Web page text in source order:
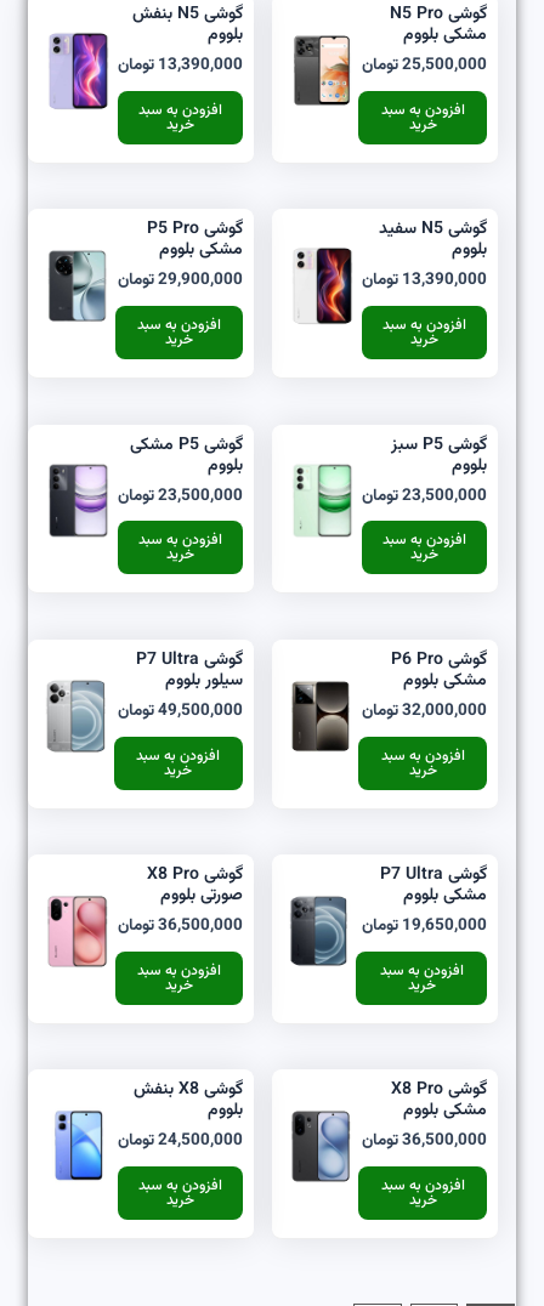
گوشی N5 Pro
مشکی بلووم
25,500,000تومان
افزودن به سبد
خرید
گوشی N5 بنفش
بلووم
13,390,000تومان
افزودن به سبد
خرید
گوشی N5 سفید
بلووم
13,390,000تومان
افزودن به سبد
خرید
گوشی P5 Pro
مشکی بلووم
29,900,000تومان
افزودن به سبد
خرید
گوشی P5 سبز
بلووم
23,500,000تومان
افزودن به سبد
خرید
گوشی P5 مشکی
بلووم
23,500,000تومان
افزودن به سبد
خرید
گوشی P6 Pro
مشکی بلووم
32,000,000تومان
افزودن به سبد
خرید
گوشی P7 Ultra
سیلور بلووم
49,500,000تومان
افزودن به سبد
خرید
گوشی P7 Ultra
مشکی بلووم
19,650,000تومان
افزودن به سبد
خرید
گوشی X8 Pro
صورتی بلووم
36,500,000تومان
افزودن به سبد
خرید
گوشی X8 Pro
مشکی بلووم
36,500,000تومان
افزودن به سبد
خرید
گوشی X8 بنفش
بلووم
24,500,000تومان
افزودن به سبد
خرید